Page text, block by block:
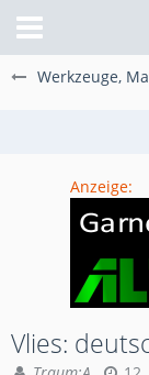
Werkzeuge,
Anzeige:
Vlies: